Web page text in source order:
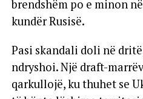
brendshëm po e minon
kundër Rusisë.
Pasi skandali doli në
ndryshoi. Një draft-
qarkullojë, ku thuhet se